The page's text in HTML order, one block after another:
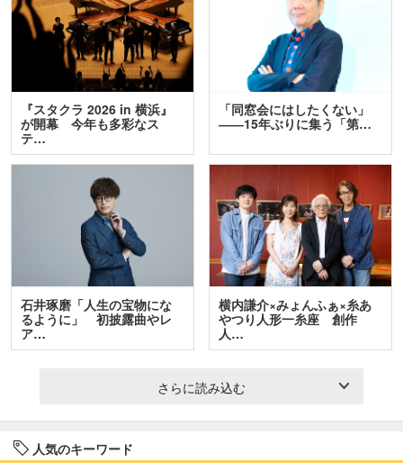
『スタクラ 2026 in 横浜』
が開幕 今年も多彩なス
テ…
「同窓会にはしたくない」
――15年ぶりに集う「第…
石井琢磨「人生の宝物にな
るように」 初披露曲やレ
ア…
横内謙介×みょんふぁ×糸あ
やつり人形一糸座 創作
人…
さらに読み込む
人気のキーワード